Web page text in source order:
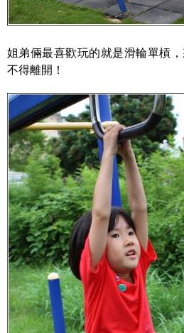
姐弟倆最喜歡玩的就是滑輪單槓
不得離開！